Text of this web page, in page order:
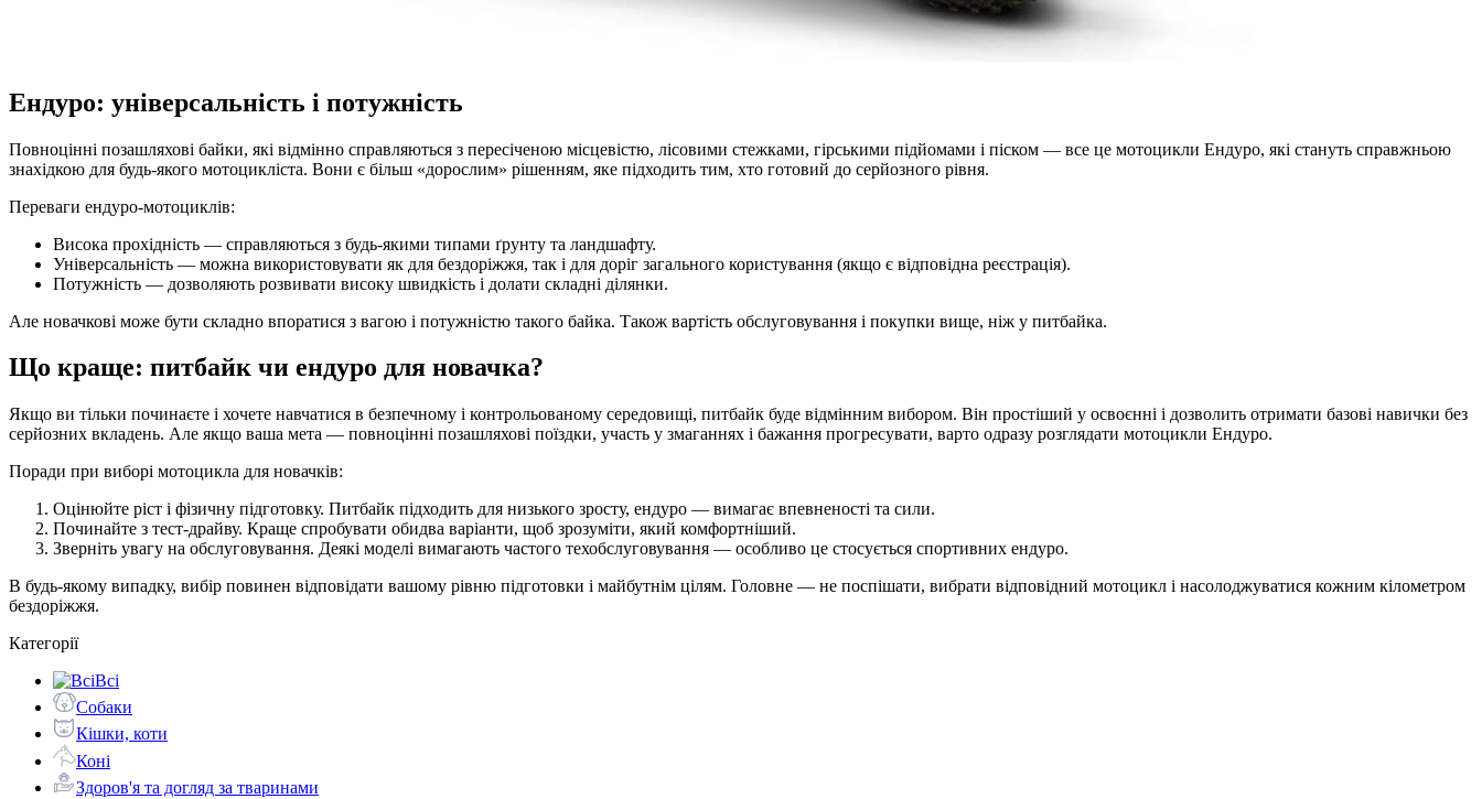
Ендуро: універсальність і потужність
Повноцінні позашляхові байки, які відмінно справляються з пересіченою місцевістю, лісовими стежками, гірськими підйомами і піском — все це мотоцикли Ендуро, які стануть справжньою
знахідкою для будь-якого мотоцикліста. Вони є більш «дорослим» рішенням, яке підходить тим, хто готовий до серйозного рівня.
Переваги ендуро-мотоциклів:
Висока прохідність — справляються з будь-якими типами ґрунту та ландшафту.
Універсальність — можна використовувати як для бездоріжжя, так і для доріг загального користування (якщо є відповідна реєстрація).
Потужність — дозволяють розвивати високу швидкість і долати складні ділянки.
Але новачкові може бути складно впоратися з вагою і потужністю такого байка. Також вартість обслуговування і покупки вище, ніж у питбайка.
Що краще: питбайк чи ендуро для новачка?
Якщо ви тільки починаєте і хочете навчатися в безпечному і контрольованому середовищі, питбайк буде відмінним вибором. Він простіший у освоєнні і дозволить отримати базові навички без
серйозних вкладень. Але якщо ваша мета — повноцінні позашляхові поїздки, участь у змаганнях і бажання прогресувати, варто одразу розглядати мотоцикли Ендуро.
Поради при виборі мотоцикла для новачків:
Оцінюйте ріст і фізичну підготовку. Питбайк підходить для низького зросту, ендуро — вимагає впевненості та сили.
Починайте з тест-драйву. Краще спробувати обидва варіанти, щоб зрозуміти, який комфортніший.
Зверніть увагу на обслуговування. Деякі моделі вимагають частого техобслуговування — особливо це стосується спортивних ендуро.
В будь-якому випадку, вибір повинен відповідати вашому рівню підготовки і майбутнім цілям. Головне — не поспішати, вибрати відповідний мотоцикл і насолоджуватися кожним кілометром
бездоріжжя.
Категорії
Всі
Собаки
Кішки, коти
Коні
Здоров'я та догляд за тваринами